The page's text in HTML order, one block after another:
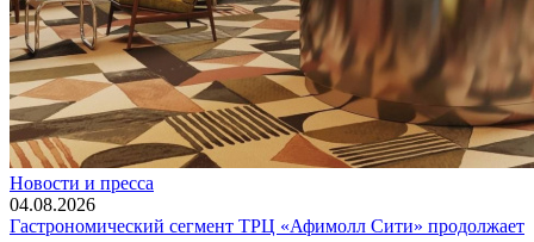
Новости и пресса
04.08.2026
Гастрономический сегмент ТРЦ «Афимолл Сити» продолжает